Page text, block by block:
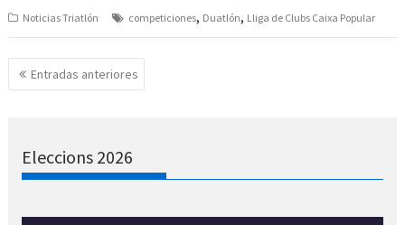
Noticias Triatlón competiciones, Duatlón, Lliga de Clubs Caixa Popular
Navegación
de
Entradas anteriores
Eleccions 2026